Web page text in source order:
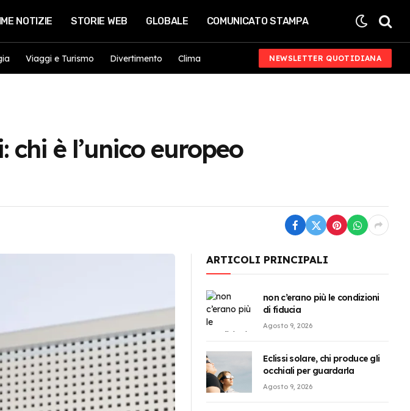
NOTIZIE STORIE WEB GLOBALE COMUNICATO STAMPA
Viaggi e Turismo Divertimento Clima NEWSLETTER QUOTIDIANA
è l’unico europeo
ARTICOLI PRINCIPALI
non c’erano più le condizioni
di fiducia
Agosto 9, 2026
Eclissi solare, chi produce gli
occhiali per guardarla
Agosto 9, 2026